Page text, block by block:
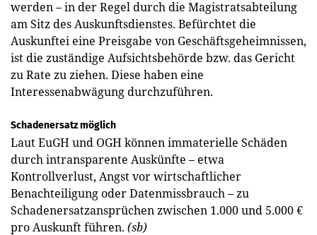
werden – in der Regel durch die Magistratsabteilung
am Sitz des Auskunftsdienstes. Befürchtet die
Auskunftei eine Preisgabe von Geschäftsgeheimnissen,
ist die zuständige Aufsichtsbehörde bzw. das Gericht
zu Rate zu ziehen. Diese haben eine
Interessenabwägung durchzuführen.
Schadenersatz möglich
Laut EuGH und OGH können immaterielle Schäden
durch intransparente Auskünfte – etwa
Kontrollverlust, Angst vor wirtschaftlicher
Benachteiligung oder Datenmissbrauch – zu
Schadenersatzansprüchen zwischen 1.000 und 5.000 €
pro Auskunft führen. (sb)